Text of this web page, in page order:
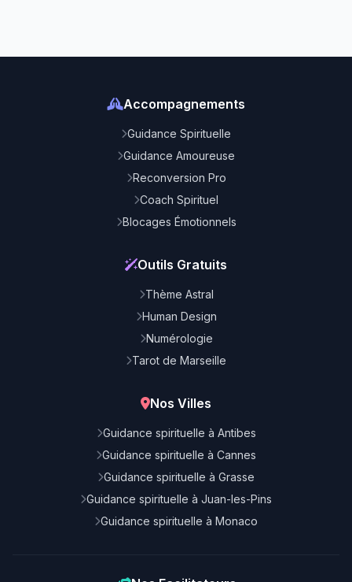
Accompagnements
Guidance Spirituelle
Guidance Amoureuse
Reconversion Pro
Coach Spirituel
Blocages Émotionnels
Outils Gratuits
Thème Astral
Human Design
Numérologie
Tarot de Marseille
Nos Villes
Guidance spirituelle à Antibes
Guidance spirituelle à Cannes
Guidance spirituelle à Grasse
Guidance spirituelle à Juan-les-Pins
Guidance spirituelle à Monaco